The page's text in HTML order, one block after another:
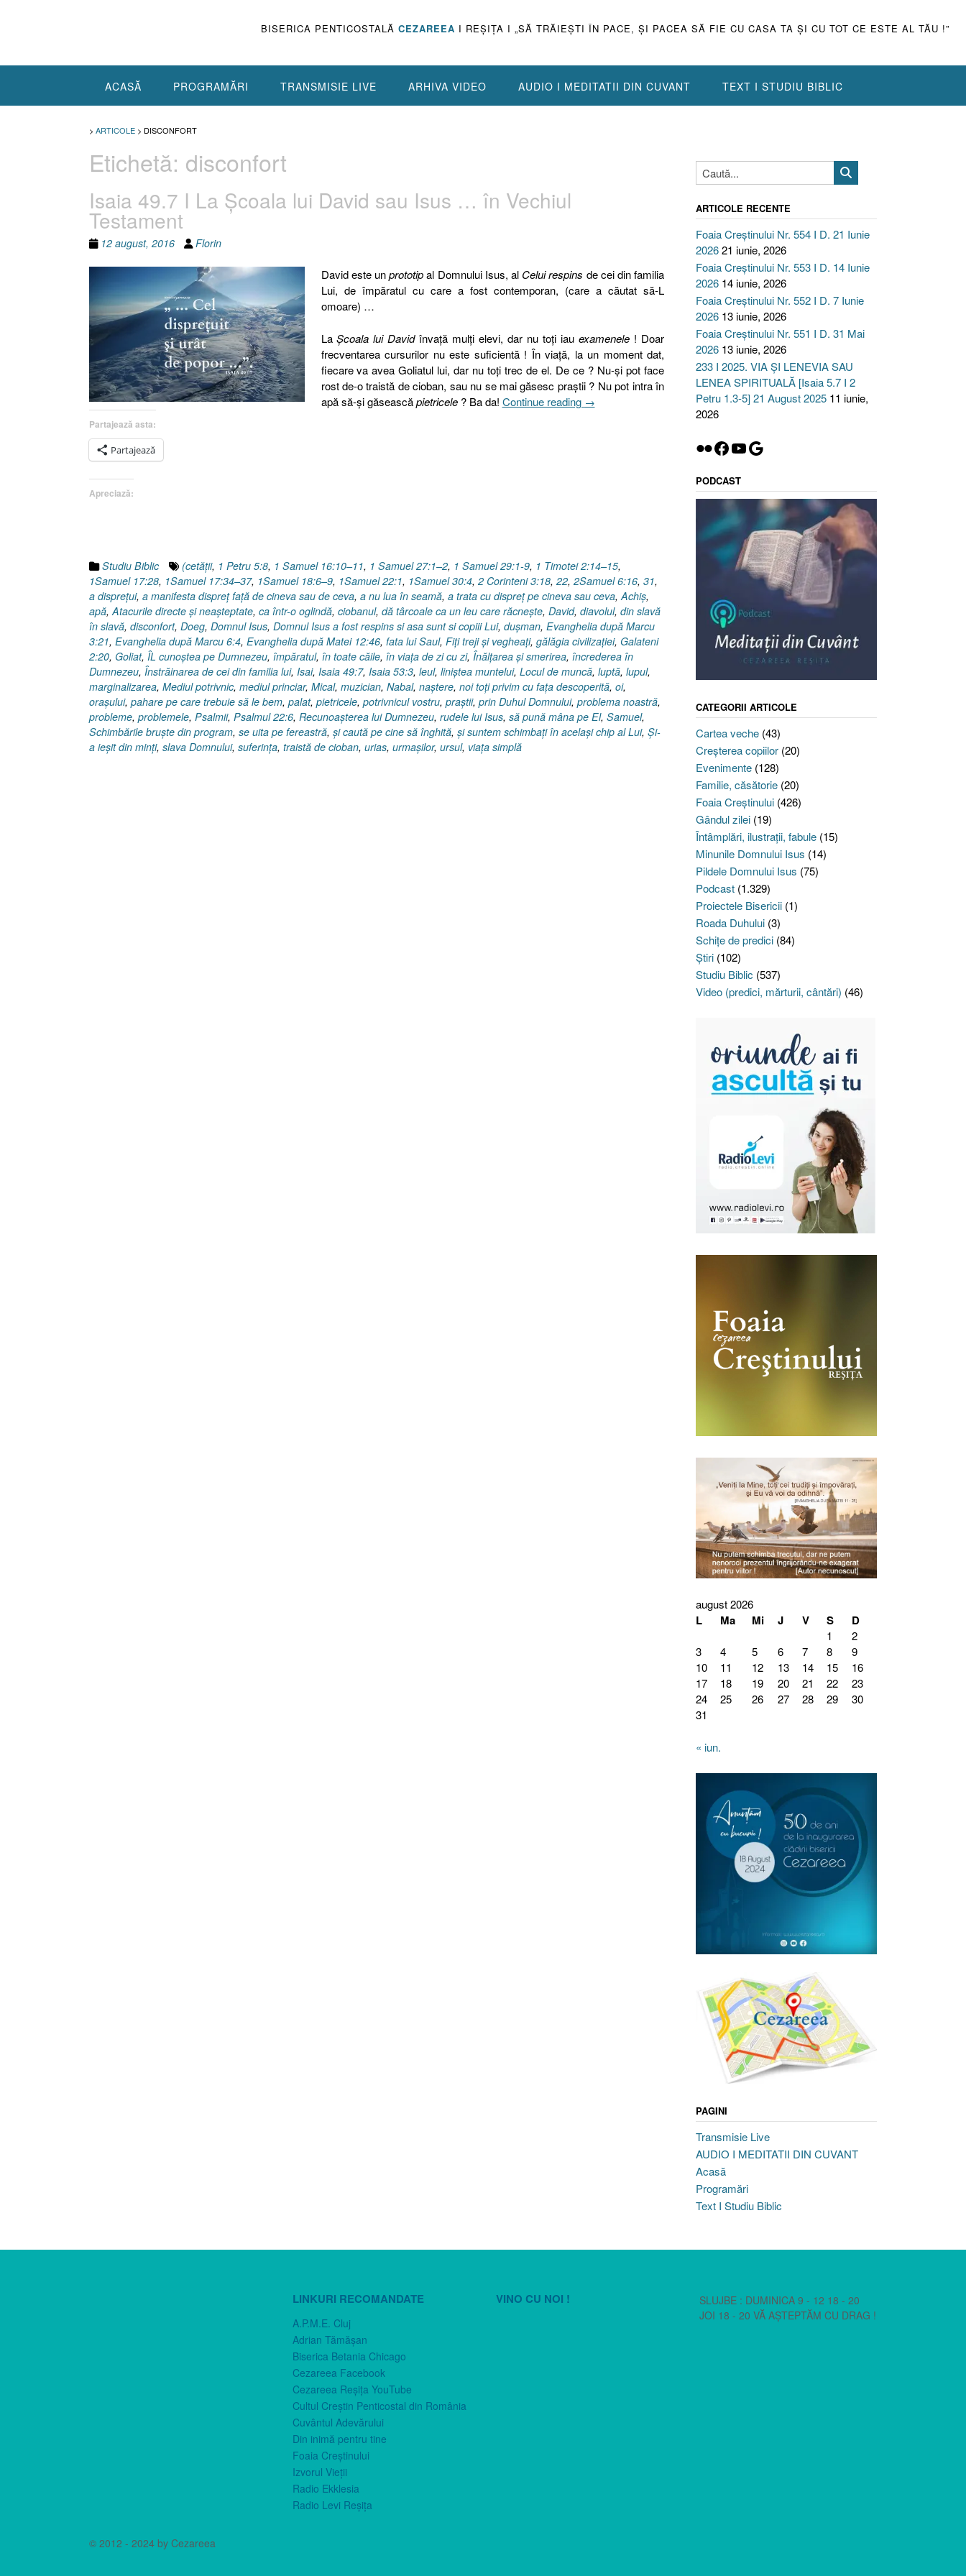
BISERICA PENTICOSTALĂ CEZAREEA I REŞIŢA I „SĂ TRĂIEŞTI ÎN PACE, ŞI PACEA SĂ FIE CU CASA TA ŞI CU TOT CE ESTE AL TĂU !”
ACASĂ PROGRAMĂRI TRANSMISIE LIVE ARHIVA VIDEO AUDIO I MEDITATII DIN CUVANT TEXT I STUDIU BIBLIC
> ARTICOLE > DISCONFORT
Etichetă: disconfort
Isaia 49.7 I La Şcoala lui David sau Isus … în Vechiul
Testament
12 august, 2016 Florin
David este unprototipal Domnului Isus, al Celui respins de cei din familia
Lui, de împăratul cu care a fost contemporan, (care a căutat să-L
omoare) …
LaŞcoala lui Davidînvaţă mulţi elevi, dar nu toţi iauexamenele ! Doar
frecventarea cursurilor nu este suficientă ! În viaţă, la un moment dat,
fiecare va avea Goliatul lui, dar nu toţi trec de el. De ce ? Nu-şi pot face
rost de-o traistă de cioban, sau nu se mai găsesc praştii ? Nu pot intra în
apă să-şi găseascăpietricele? Ba da! Continue reading „Isaia
Vechiul
Testament”
→
Partajează asta:
Partajează
Apreciază:
Studiu Biblic (cetăţii, 1 Petru 5:8, 1 Samuel 16:10–11, 1 Samuel 27:1–2, 1 Samuel 29:1-9, 1 Timotei 2:14–15,
1Samuel 17:28, 1Samuel 17:34–37, 1Samuel 18:6–9, 1Samuel 22:1, 1Samuel 30:4, 2 Corinteni 3:18, 22, 2Samuel 6:16, 31,
a dispreţui, a manifesta dispreț față de cineva sau de ceva, a nu lua în seamă, a trata cu dispreț pe cineva sau ceva, Achiş,
apă, Atacurile directe şi neaşteptate, ca într-o oglindă, ciobanul, dă târcoale ca un leu care răcneşte, David, diavolul, din slavă
în slavă, disconfort, Doeg, Domnul Isus, Domnul Isus a fost respins si asa sunt si copiii Lui, duşman, Evanghelia după Marcu
3:21, Evanghelia după Marcu 6:4, Evanghelia după Matei 12:46, fata lui Saul, Fiţi treji şi vegheaţi, gălăgia civilizaţiei, Galateni
2:20, Goliat, ÎL cunoştea pe Dumnezeu, împăratul, în toate căile, în viaţa de zi cu zi, Înălţarea şi smerirea, încrederea în
Dumnezeu, Înstrăinarea de cei din familia lui, Isai, Isaia 49:7, Isaia 53:3, leul, liniştea muntelui, Locul de muncă, luptă, lupul,
marginalizarea, Mediul potrivnic, mediul princiar, Mical, muzician, Nabal, naştere, noi toţi privim cu faţa descoperită, oi,
oraşului, pahare pe care trebuie să le bem, palat, pietricele, potrivnicul vostru, praştii, prin Duhul Domnului, problema noastră,
probleme, problemele, Psalmii, Psalmul 22:6, Recunoaşterea lui Dumnezeu, rudele lui Isus, să pună mâna pe El, Samuel,
Schimbările bruşte din program, se uita pe fereastră, şi caută pe cine să înghită, şi suntem schimbaţi în acelaşi chip al Lui, Şi-
a ieşit din minţi, slava Domnului, suferinţa, traistă de cioban, urias, urmaşilor, ursul, viaţa simplă
ARTICOLE RECENTE
Foaia Creștinului Nr. 554 I D. 21 Iunie
202621 iunie, 2026
Foaia Creștinului Nr. 553 I D. 14 Iunie
2026 14 iunie, 2026
Foaia Creștinului Nr. 552 I D. 7 Iunie
2026 13 iunie, 2026
Foaia Creștinului Nr. 551 I D. 31 Mai
2026 13 iunie, 2026
233 I 2025. VIA ȘI LENEVIA SAU
LENEA SPIRITUALĂ [Isaia 5.7 I 2
Petru 1.3-5] 21 August 2025 11 iunie,
2026
Flickr
Facebook
YouTube
Google
PODCAST
CATEGORII ARTICOLE
Cartea veche(43)
Creşterea copiilor(20)
Evenimente(128)
Familie, căsătorie(20)
Foaia Creştinului(426)
Gândul zilei(19)
Întâmplări, ilustraţii, fabule(15)
Minunile Domnului Isus (14)
Pildele Domnului Isus (75)
Podcast(1.329)
Proiectele Bisericii(1)
Roada Duhului(3)
Schiţe de predici(84)
Ştiri(102)
Studiu Biblic (537)
Video (predici, mărturii, cântări) (46)
august 2026
L Ma Mi J V S D
1
2
3
4 5 6 7 8
9
10
11 12 13 14 15
16
17
18 19 20 21 22
23
24
25 26 27 28 29
30
31
« iun.
PAGINI
Transmisie Live
AUDIO I MEDITATII DIN CUVANT
Acasă
Programări
Text I Studiu Biblic
LINKURI RECOMANDATE
A.P.M.E. Cluj
Adrian Tămăşan
Biserica Betania Chicago
Cezareea Facebook
Cezareea Reşiţa YouTube
Cultul Creştin Penticostal din România
Cuvântul Adevărului
Din inimă pentru tine
Foaia Creştinului
Izvorul Vieţii
Radio Ekklesia
Radio Levi Reşiţa
VINO CU NOI !
SLUJBE : DUMINICA 9 - 12 18 - 20
JOI 18 - 20 VĂ AȘTEPTĂM CU DRAG !
© 2012 - 2024 by Cezareea